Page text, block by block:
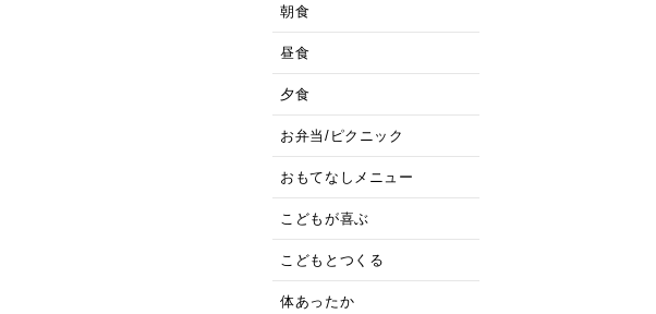
朝食
昼食
夕食
お弁当/ピクニック
おもてなしメニュー
こどもが喜ぶ
こどもとつくる
体あったか